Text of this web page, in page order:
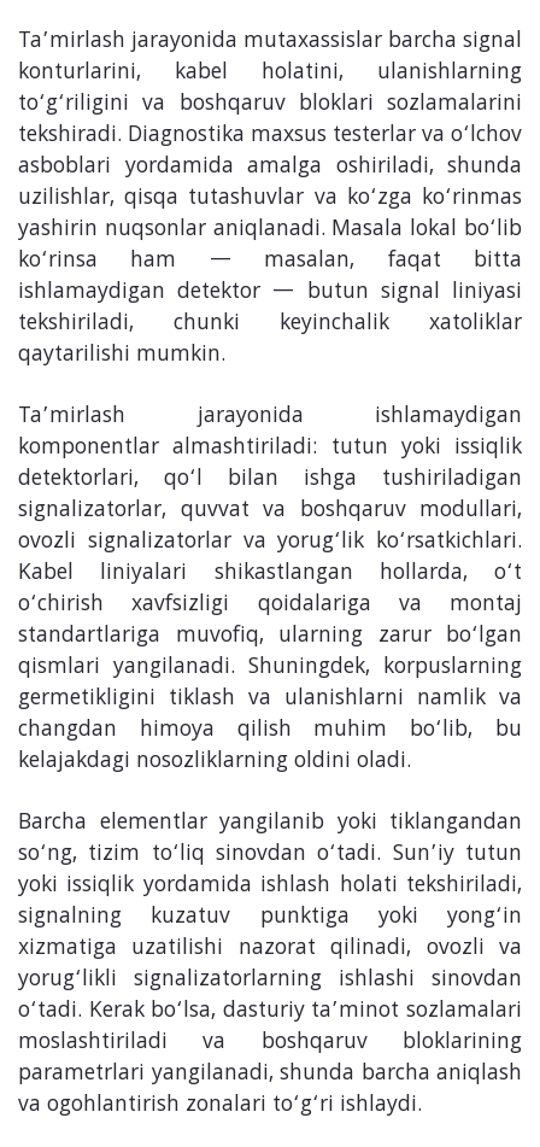
Ta’mirlash jarayonida mutaxassislar barcha signal
konturlarini, kabel holatini, ulanishlarning
to‘g‘riligini va boshqaruv bloklari sozlamalarini
tekshiradi. Diagnostika maxsus testerlar va o‘lchov
asboblari yordamida amalga oshiriladi, shunda
uzilishlar, qisqa tutashuvlar va ko‘zga ko‘rinmas
yashirin nuqsonlar aniqlanadi. Masala lokal bo‘lib
ko‘rinsa ham — masalan, faqat bitta
ishlamaydigan detektor — butun signal liniyasi
tekshiriladi, chunki keyinchalik xatoliklar
qaytarilishi mumkin.
Ta’mirlash jarayonida ishlamaydigan
komponentlar almashtiriladi: tutun yoki issiqlik
detektorlari, qo‘l bilan ishga tushiriladigan
signalizatorlar, quvvat va boshqaruv modullari,
ovozli signalizatorlar va yorug‘lik ko‘rsatkichlari.
Kabel liniyalari shikastlangan hollarda, o‘t
o‘chirish xavfsizligi qoidalariga va montaj
standartlariga muvofiq, ularning zarur bo‘lgan
qismlari yangilanadi. Shuningdek, korpuslarning
germetikligini tiklash va ulanishlarni namlik va
changdan himoya qilish muhim bo‘lib, bu
kelajakdagi nosozliklarning oldini oladi.
Barcha elementlar yangilanib yoki tiklangandan
so‘ng, tizim to‘liq sinovdan o‘tadi. Sun’iy tutun
yoki issiqlik yordamida ishlash holati tekshiriladi,
signalning kuzatuv punktiga yoki yong‘in
xizmatiga uzatilishi nazorat qilinadi, ovozli va
yorug‘likli signalizatorlarning ishlashi sinovdan
o‘tadi. Kerak bo‘lsa, dasturiy ta’minot sozlamalari
moslashtiriladi va boshqaruv bloklarining
parametrlari yangilanadi, shunda barcha aniqlash
va ogohlantirish zonalari to‘g‘ri ishlaydi.